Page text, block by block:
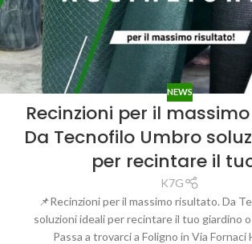
NEWS
Recinzioni per il
Da Tecnofilo Umbro
per recintare il
K7G
📌Recinzioni per il massimo risultato. Da
soluzioni ideali per recintare il tuo giardino o
Passa a trovarci a Foligno in Via Fornaci